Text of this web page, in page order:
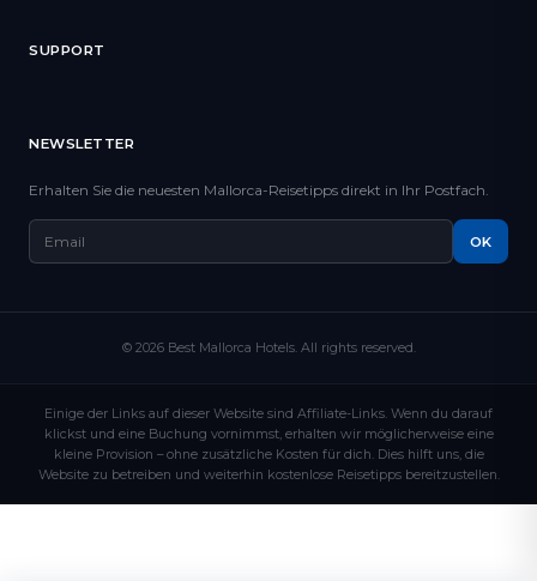
SUPPORT
NEWSLETTER
Erhalten Sie die neuesten Mallorca-Reisetipps direkt in Ihr Postfach.
OK
© 2026 Best Mallorca Hotels. All rights reserved.
Einige der Links auf dieser Website sind Affiliate-Links. Wenn du darauf
klickst und eine Buchung vornimmst, erhalten wir möglicherweise eine
kleine Provision – ohne zusätzliche Kosten für dich. Dies hilft uns, die
Website zu betreiben und weiterhin kostenlose Reisetipps bereitzustellen.